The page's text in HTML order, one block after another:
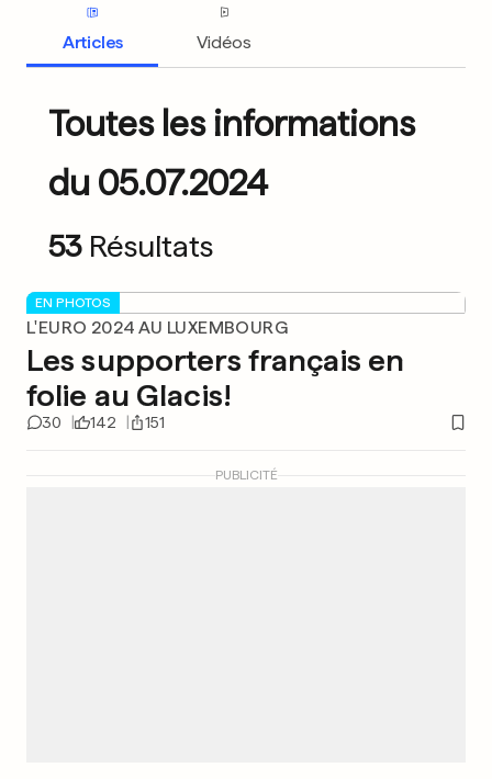
Articles Vidéos
Toutes les informations
du 05.07.2024
53 Résultats
EN PHOTOS
L'EURO 2024 AU LUXEMBOURG
Les supporters français en
folie au Glacis!
30 142 151
PUBLICITÉ